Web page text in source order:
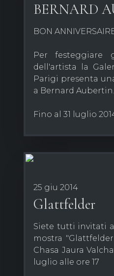
BERNARD
BON
Per festeggiare
dell'artista la
Parigi presenta
a Bernard Aubertin.
Fino al 31 luglio
25 giu 2014
Glattfelder
Siete tutti invitati
mostra
Chasa Jaura
luglio alle ore 17